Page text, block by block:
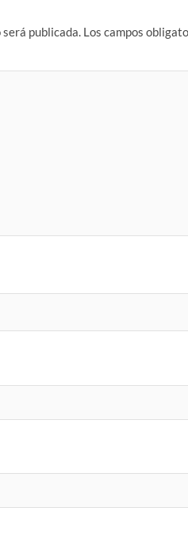
publicada. Los campos